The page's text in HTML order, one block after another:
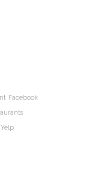
Facebook
Yelp